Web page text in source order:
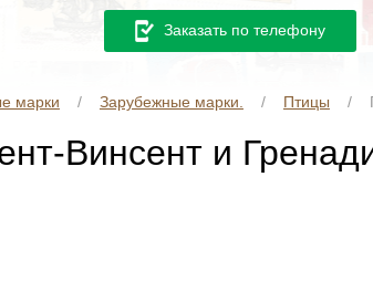
Заказать по телефону
марки Зарубежные марки. Птицы
Винсент и